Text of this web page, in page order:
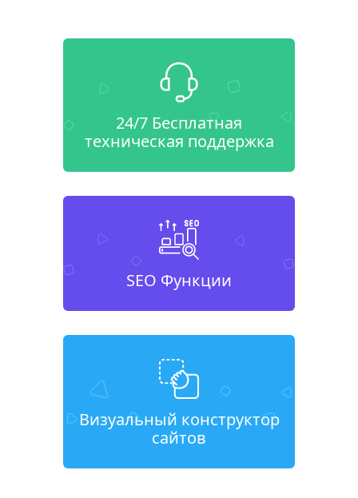
24/7 Бесплатная
техническая поддержка
SEO Функции
Визуальный конструктор
сайтов